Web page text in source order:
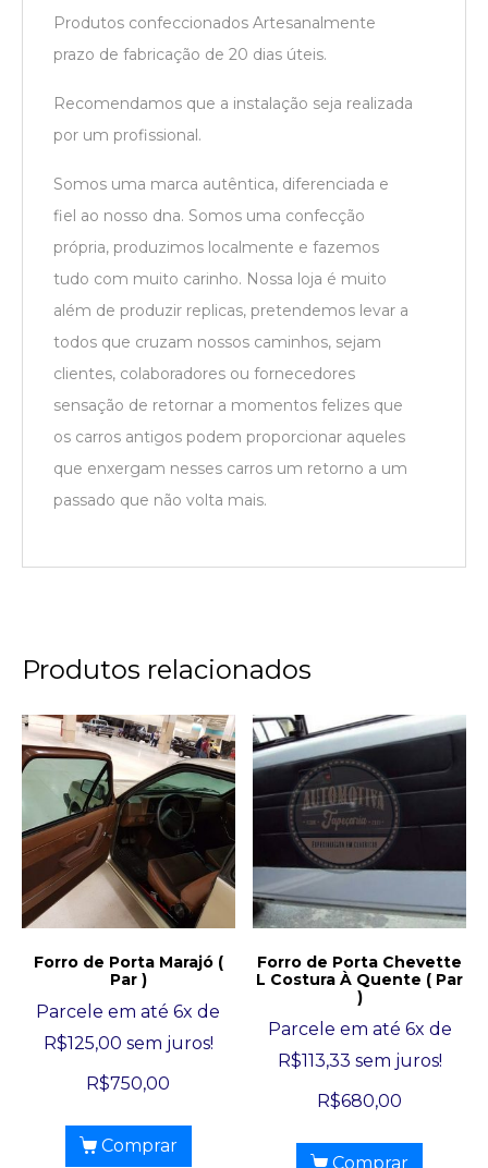
Produtos confeccionados Artesanalmente
prazo de fabricação de 20 dias úteis.
Recomendamos que a instalação seja realizada
por um profissional.
Somos uma marca autêntica, diferenciada e
fiel ao nosso dna. Somos uma confecção
própria, produzimos localmente e fazemos
tudo com muito carinho. Nossa loja é muito
além de produzir replicas, pretendemos levar a
todos que cruzam nossos caminhos, sejam
clientes, colaboradores ou fornecedores
sensação de retornar a momentos felizes que
os carros antigos podem proporcionar aqueles
que enxergam nesses carros um retorno a um
passado que não volta mais.
Produtos relacionados
Forro de Porta Marajó (
Par )
Parcele em até 6x de
R$125,00 sem juros!
R$750,00
Comprar
Forro de Porta Chevette
L Costura À Quente ( Par
)
Parcele em até 6x de
R$113,33 sem juros!
R$680,00
Comprar